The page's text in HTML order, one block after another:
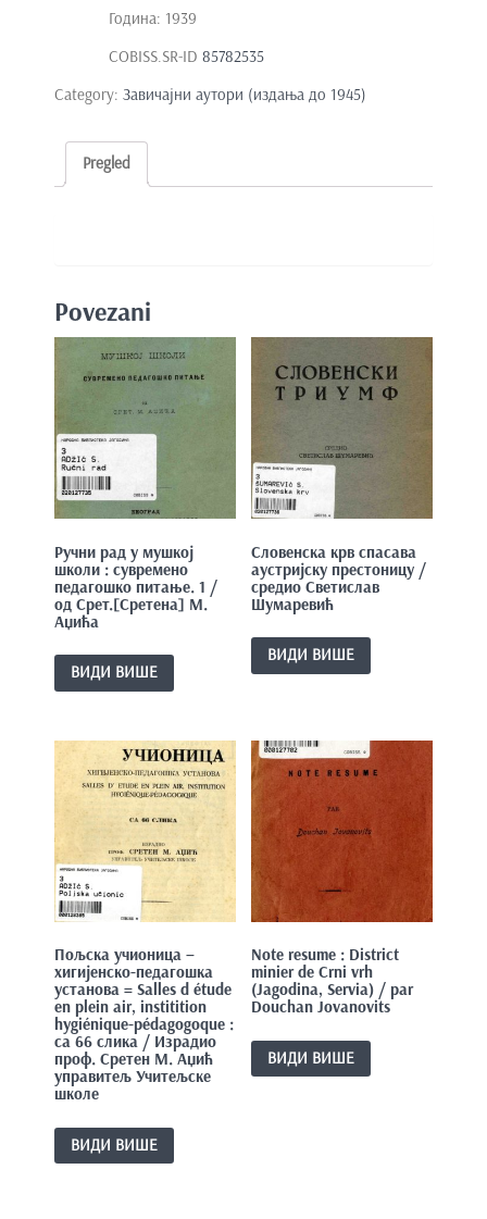
Година: 1939
COBISS.SR-ID 85782535
Category: Завичајни аутори (издања до 1945)
Pregled
Povezani
Ручни рад у мушкој
школи : сувремено
педагошко питање. 1 /
од Срет.[Сретена] М.
Аџића
ВИДИ ВИШЕ
Словенска крв спасава
аустријску престоницу /
средио Светислав
Шумаревић
ВИДИ ВИШЕ
Пољска учионица –
хигијенско-педагошка
установа = Salles d étude
en plein air, institition
hygiénique-pédagogoque :
са 66 слика / Израдио
проф. Сретен М. Аџић
управитељ Учитељске
школе
ВИДИ ВИШЕ
Note resume : District
minier de Crni vrh
(Jagodina, Servia) / par
Douchan Jovanovits
ВИДИ ВИШЕ